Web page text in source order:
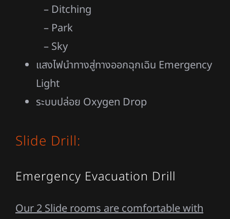
– Ditching
– Park
– Sky
แสงไฟนำทางสู่ทางออกฉุกเฉิน Emergency
Light
ระบบปล่อย Oxygen Drop
Slide Drill:
Emergency Evacuation Drill
Our 2 Slide rooms are comfortable with